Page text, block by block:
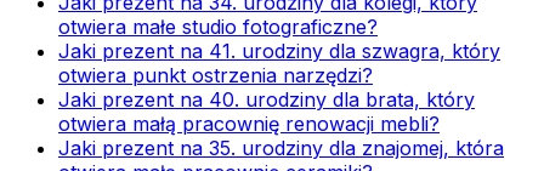
otwiera małe studio fotograficzne?
Jaki prezent na 41. urodziny dla szwagra, który
otwiera punkt ostrzenia narzędzi?
Jaki prezent na 40. urodziny dla brata, który
otwiera małą pracownię renowacji mebli?
Jaki prezent na 35. urodziny dla znajomej, która